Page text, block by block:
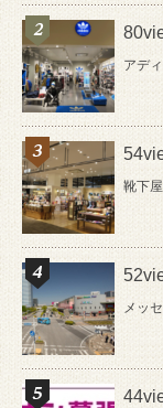
アデ
靴下
メッ